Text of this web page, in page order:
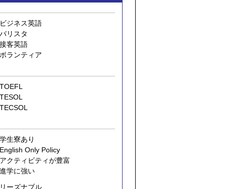
ビジネス英語
バリスタ
接客英語
ボランティア
TOEFL
TESOL
TECSOL
学生寮あり
English Only Policy
アクティビティが豊富
進学に強い
リーズナブル